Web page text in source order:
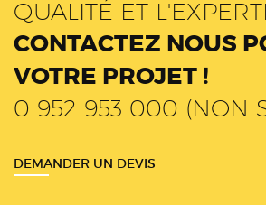
QUALITÉ ET
CONTACTEZ NOUS
VOTRE PROJET !
0 952 953 000 (NON
DEMANDER UN DEVIS